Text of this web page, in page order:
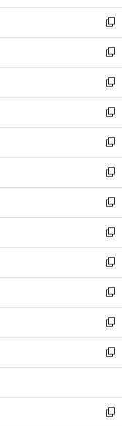
開
く
ウ
で
開
く
ン
ド
ウ
で
開
く
ウ
ィ
ン
ド
ウ
で
開
く
新
し
い
ウ
ィ
ン
ド
ウ
で
開
く
新
し
い
ウ
ィ
ン
ド
ウ
で
開
く
新
し
い
ウ
ィ
ン
ド
ウ
で
開
く
新
し
い
ウ
ィ
ン
ド
ウ
で
開
く
新
し
い
ウ
ィ
ン
ド
ウ
で
開
く
新
し
い
ウ
ィ
ン
ド
ウ
で
開
く
新
し
い
ウ
ィ
ン
ド
ウ
で
開
く
新
し
い
ウ
ィ
ン
ド
ウ
で
開
新
し
い
ウ
ィ
ン
ド
ウ
開
く
新
し
い
ウ
ィ
ン
ウ
で
新
し
い
ウ
ン
ド
新
し
ウ
ィ
新